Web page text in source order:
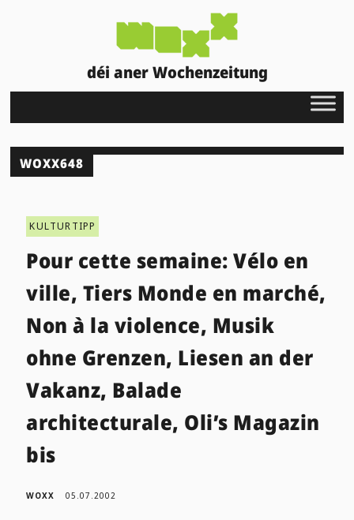
déi aner Wochenzeitung
WOXX648
KULTURTIPP
Pour cette semaine: Vélo en
ville, Tiers Monde en marché,
Non à la violence, Musik
ohne Grenzen, Liesen an der
Vakanz, Balade
architecturale, Oli’s Magazin
bis
WOXX 05.07.2002